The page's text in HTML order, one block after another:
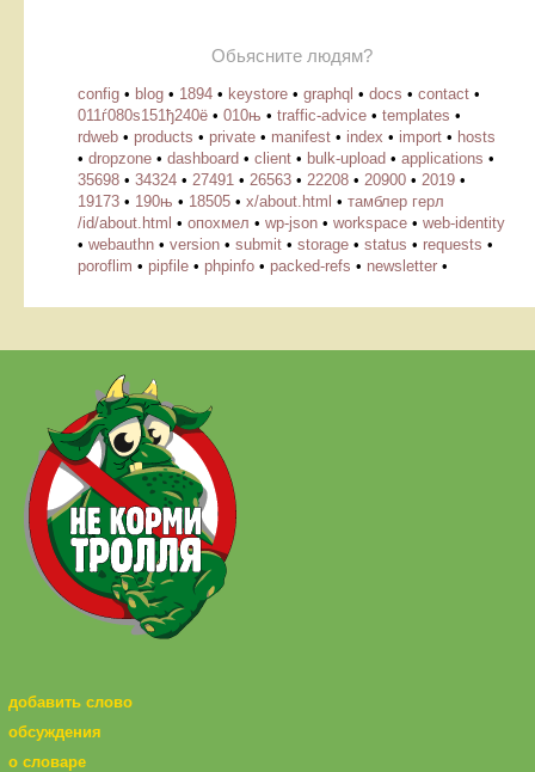
Обьясните людям?
config • blog • 1894 • keystore • graphql • docs • contact •
011ѓ080ѕ151ђ240ё • 010њ • traffic-advice • templates •
rdweb • products • private • manifest • index • import • hosts
• dropzone • dashboard • client • bulk-upload • applications •
35698 • 34324 • 27491 • 26563 • 22208 • 20900 • 2019 •
19173 • 190њ • 18505 • х/about.html • тамблер герл
/id/about.html • опохмел • wp-json • workspace • web-identity
• webauthn • version • submit • storage • status • requests •
poroflim • pipfile • phpinfo • packed-refs • newsletter •
добавить слово
обсуждения
о словаре